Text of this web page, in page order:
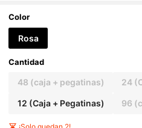
Color
Rosa
Cantidad
48 (caja + pegatinas) 24
12 (Caja + Pegatinas) 96